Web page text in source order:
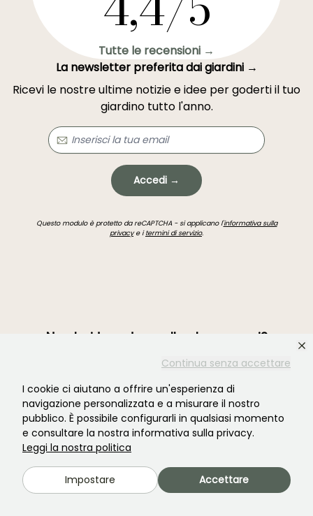
Continua senza accettare
I cookie ci aiutano a offrire un'esperienza di
navigazione personalizzata e a misurare il nostro
pubblico. È possibile configurarli in qualsiasi momento
e consultare la nostra informativa sulla privacy.
Leggi la nostra politica
Impostare Accettare
Tutte le recensioni →
La newsletter preferita dai giardini →
Ricevi le nostre ultime notizie e idee per goderti il tuo
giardino tutto l'anno.
Accedi →
Questo modulo è protetto da reCAPTCHA - si applicano l'informativa sulla
privacye itermini di servizio.
Non hai trovato quello che cercavi?
Unisciti alla comunità degli amanti delle piante!